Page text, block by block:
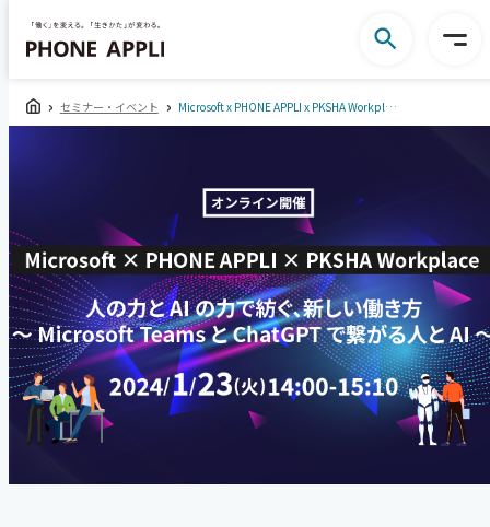
セミナー・イベント Microsoft x PHONE APPLI x PKSHA Workplace 共催セミナー人の力とAIの力で紡ぐ、新しい働き方～Microsoft TeamsとChatGPTで繋がる人とAI～